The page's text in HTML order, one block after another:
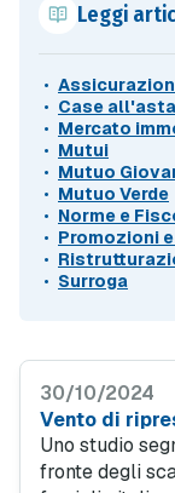
Leggi
Case all'asta
Mercato
Mutui
Mutuo
Mutuo Verde
Norme e
Promozioni
Surroga
30/10/2024
Vento di
Uno studio
fronte degli